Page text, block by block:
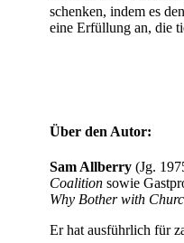
schenken, indem es
eine Erfüllung an, die
Über den Autor:
Sam Allberry (Jg.
Coalition sowie
Why Bother with
Er hat ausführlich für